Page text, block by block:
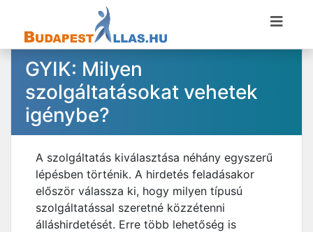
GYIK: Milyen
szolgáltatásokat vehetek
igénybe?
A szolgáltatás kiválasztása néhány egyszerű
lépésben történik. A hirdetés feladásakor
először válassza ki, hogy milyen típusú
szolgáltatással szeretné közzétenni
álláshirdetését. Erre több lehetőség is